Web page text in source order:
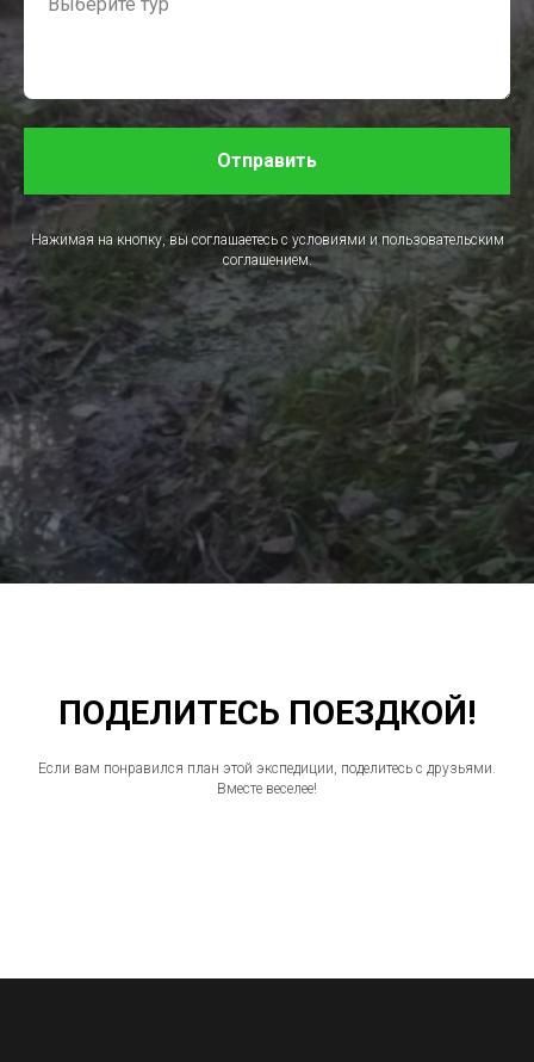
Отправить
Нажимая на кнопку, вы соглашаетесь с условиями и пользовательским
соглашением.
ПОДЕЛИТЕСЬ ПОЕЗДКОЙ!
Если вам понравился план этой экспедиции, поделитесь с друзьями.
Вместе веселее!